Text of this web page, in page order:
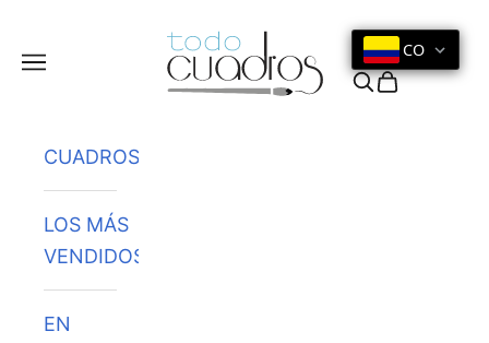
Menú
CO
Buscar
Cesta
CUADROS
LOS MÁS
VENDIDOS
EN